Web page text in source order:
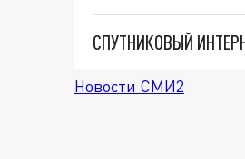
СПУТНИКОВЫЙ
Новости СМИ2